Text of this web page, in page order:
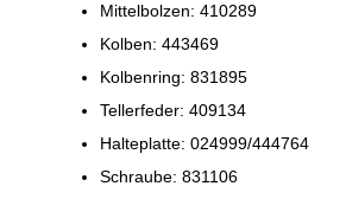
Mittelbolzen: 410289
Kolben: 443469
Kolbenring: 831895
Tellerfeder: 409134
Halteplatte: 024999/444764
Schraube: 831106